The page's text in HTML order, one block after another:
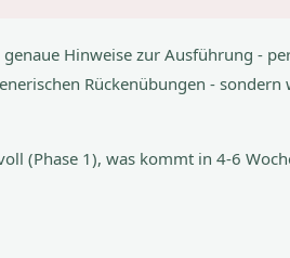
Hinweise zur Ausführung -
Rückenübungen - sondern
(Phase 1), was kommt in 4-6